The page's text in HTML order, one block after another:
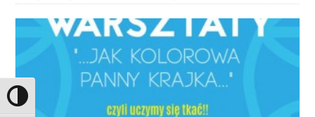
Toggle High Contrast